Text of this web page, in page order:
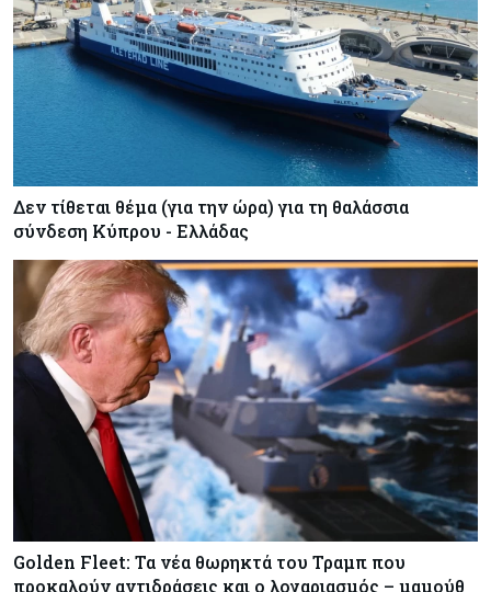
Δεν τίθεται θέμα (για την ώρα) για τη θαλάσσια
σύνδεση Κύπρου - Ελλάδας
Golden Fleet: Τα νέα θωρηκτά του Τραμπ που
προκαλούν αντιδράσεις και ο λογαριασμός – μαμούθ